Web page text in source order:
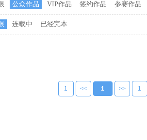
公众作品 VIP作品 签约作品 参赛作品
连载中 已经完本
1 << 1 >> 1